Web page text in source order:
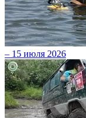
– 15 июля 2026